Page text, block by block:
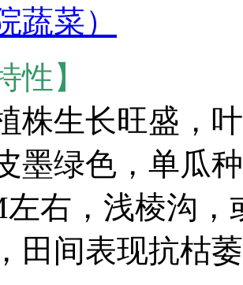
蔬菜）
性】
株生长旺盛，
墨绿色，单瓜
左右，浅棱沟
田间表现抗枯